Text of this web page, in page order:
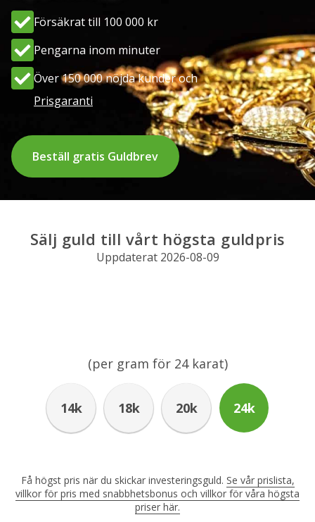
Villkor
Kontakta oss
Försäkrat till 100 000 kr
Pengarna inom minuter
Över 150 000 nöjda kunder och
Prisgaranti
Beställ gratis Guldbrev
Sälj guld till vårt högsta guldpris
Uppdaterat 2026-08-09
(per gram för 24karat)
14k 18k 20k 24k
Få högst pris när du skickar investeringsguld. Se vår prislista,
villkor för pris med snabbhetsbonus och villkor för våra högsta
priser här.